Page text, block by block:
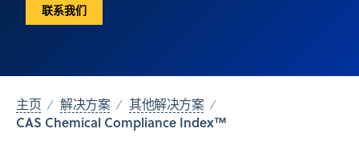
联系我们
主页 解决方案 其他解决方案
CAS Chemical Compliance Index™